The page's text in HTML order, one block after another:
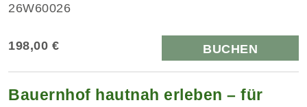
26W60026
198,00 € BUCHEN
Bauernhof hautnah erleben – für